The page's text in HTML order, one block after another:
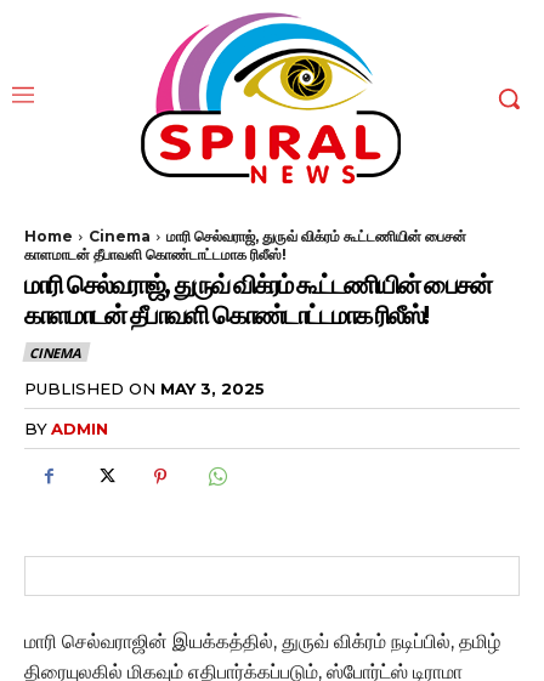
Home Cinema
மாரி செல்வராஜ், துருவ் விக்ரம் கூட்டணியின் பைசன்
காளமாடன் தீபாவளி கொண்டாட்டமாக ரிலீஸ்!
மாரி செல்வராஜ், துருவ் விக்ரம் கூட்டணியின் பைசன்
காளமாடன் தீபாவளி கொண்டாட்டமாக ரிலீஸ்!
CINEMA
PUBLISHED ON MAY 3, 2025
BYADMIN
மாரி செல்வராஜின் இயக்கத்தில், துருவ் விக்ரம் நடிப்பில், தமிழ்
திரையுலகில் மிகவும் எதிபார்க்கப்படும், ஸ்போர்ட்ஸ் டிராமா